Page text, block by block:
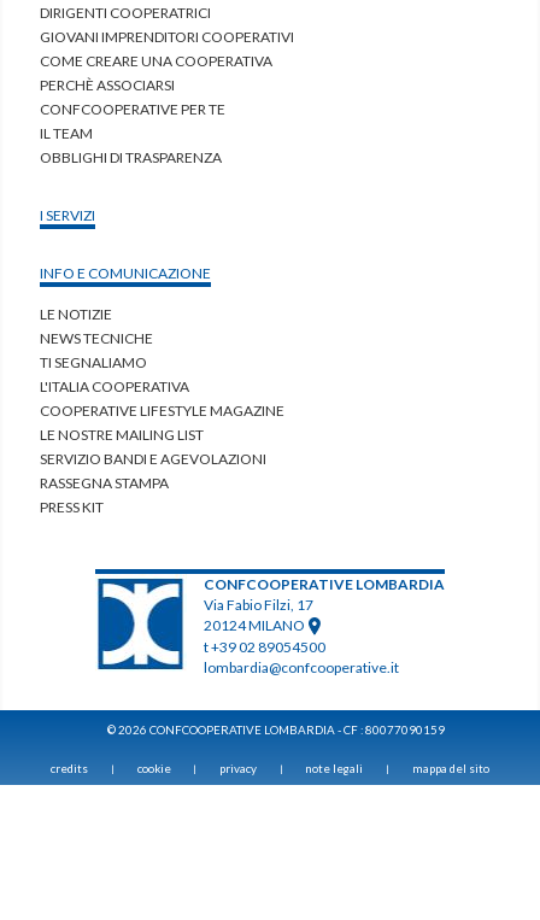
DIRIGENTI COOPERATRICI
GIOVANI IMPRENDITORI COOPERATIVI
COME CREARE UNA COOPERATIVA
PERCHÈ ASSOCIARSI
CONFCOOPERATIVE PER TE
IL TEAM
OBBLIGHI DI TRASPARENZA
I SERVIZI
INFO E COMUNICAZIONE
LE NOTIZIE
NEWS TECNICHE
TI SEGNALIAMO
L'ITALIA COOPERATIVA
COOPERATIVE LIFESTYLE MAGAZINE
LE NOSTRE MAILING LIST
SERVIZIO BANDI E AGEVOLAZIONI
RASSEGNA STAMPA
PRESS KIT
CONFCOOPERATIVE LOMBARDIA
Via Fabio Filzi, 17
20124 MILANO
t +39 02 89054500
lombardia@confcooperative.it
© 2026 CONFCOOPERATIVE LOMBARDIA - CF : 80077090159
credits cookie privacy note legali mappa del sito